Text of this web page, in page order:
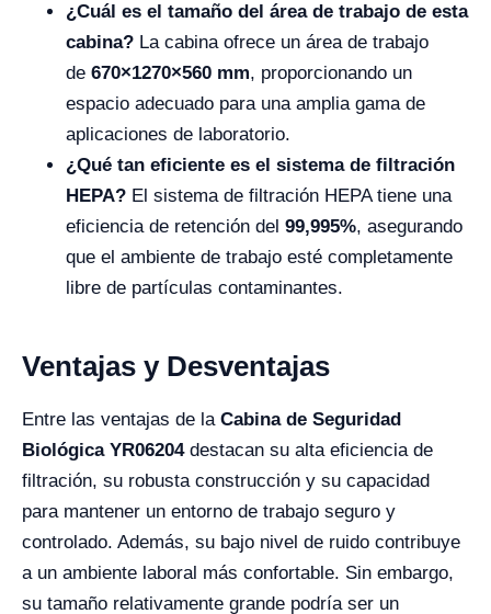
¿Cuál es el tamaño del área de trabajo de esta
cabina? La cabina ofrece un área de trabajo
de 670×1270×560 mm, proporcionando un
espacio adecuado para una amplia gama de
aplicaciones de laboratorio.
¿Qué tan eficiente es el sistema de filtración
HEPA? El sistema de filtración HEPA tiene una
eficiencia de retención del 99,995%, asegurando
que el ambiente de trabajo esté completamente
libre de partículas contaminantes.
Ventajas y Desventajas
Entre las ventajas de la Cabina de Seguridad
Biológica YR06204destacan su alta eficiencia de
filtración, su robusta construcción y su capacidad
para mantener un entorno de trabajo seguro y
controlado. Además, su bajo nivel de ruido contribuye
a un ambiente laboral más confortable. Sin embargo,
su tamaño relativamente grande podría ser un